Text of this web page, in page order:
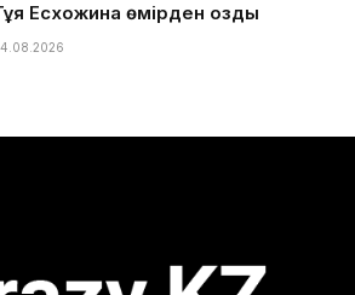
Есхожина өмірден озды